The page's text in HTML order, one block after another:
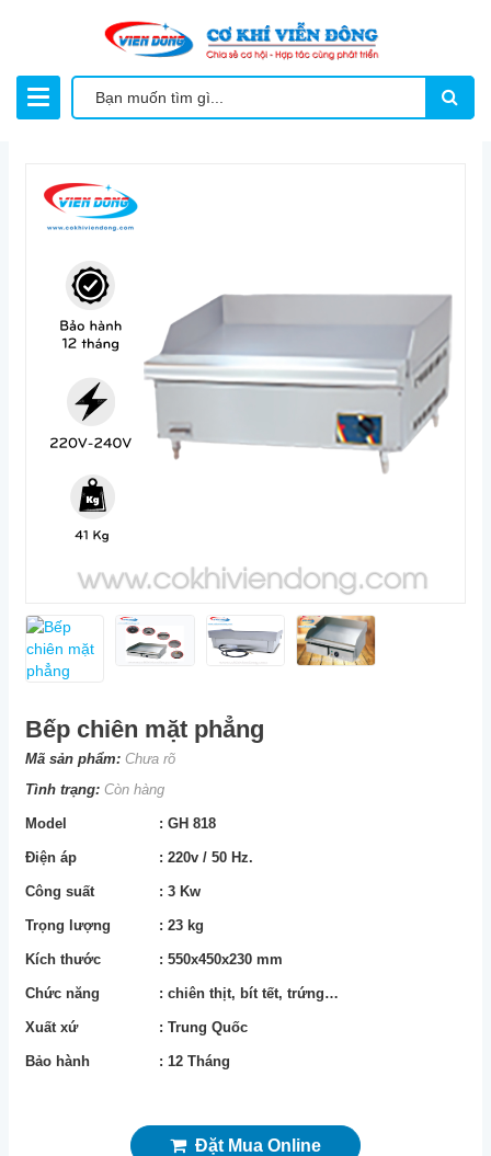
Bếp chiên mặt phẳng
Mã sản phẩm: Chưa rõ
Tình trạng: Còn hàng
Model : GH 818
Điện áp : 220v / 50 Hz.
Công suất : 3 Kw
Trọng lượng : 23 kg
Kích thước : 550x450x230 mm
Chức năng : chiên thịt, bít tết, trứng…
Xuất xứ : Trung Quốc
Bảo hành : 12 Tháng
Đặt Mua Online